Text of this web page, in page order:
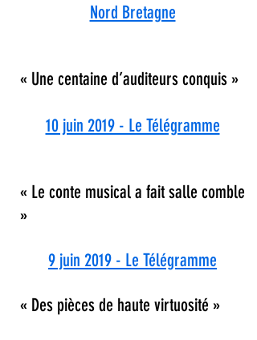
Nord Bretagne
« Une centaine d’auditeurs conquis »
10 juin 2019 - Le Télégramme
« Le conte musical a fait salle comble
»
9 juin 2019 - Le Télégramme
« Des pièces de haute virtuosité »